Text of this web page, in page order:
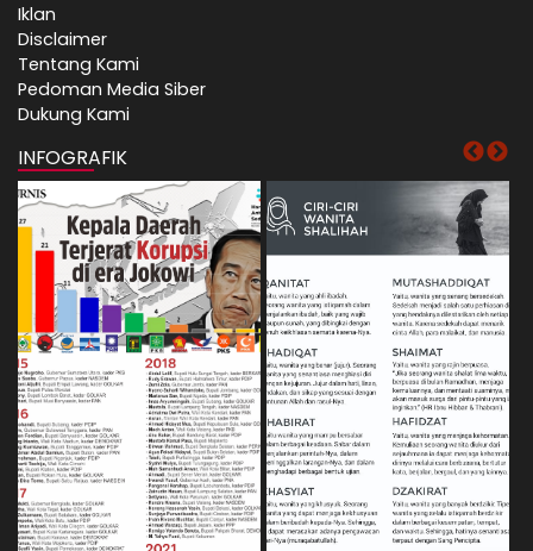
Iklan
Disclaimer
Tentang Kami
Pedoman Media Siber
Dukung Kami
INFOGRAFIK